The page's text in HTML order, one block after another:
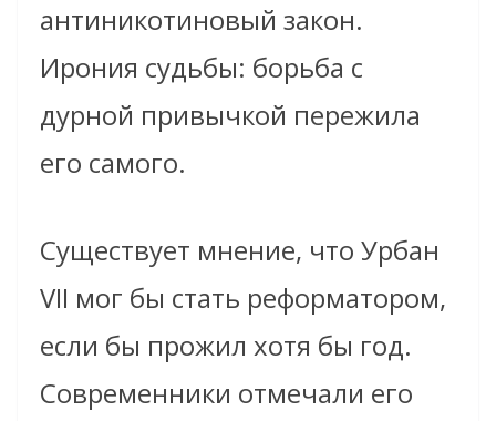
антиникотиновый закон.
Ирония судьбы: борьба с
дурной привычкой пережила
его самого.
Существует мнение, что Урбан
VII мог бы стать реформатором,
если бы прожил хотя бы год.
Современники отмечали его